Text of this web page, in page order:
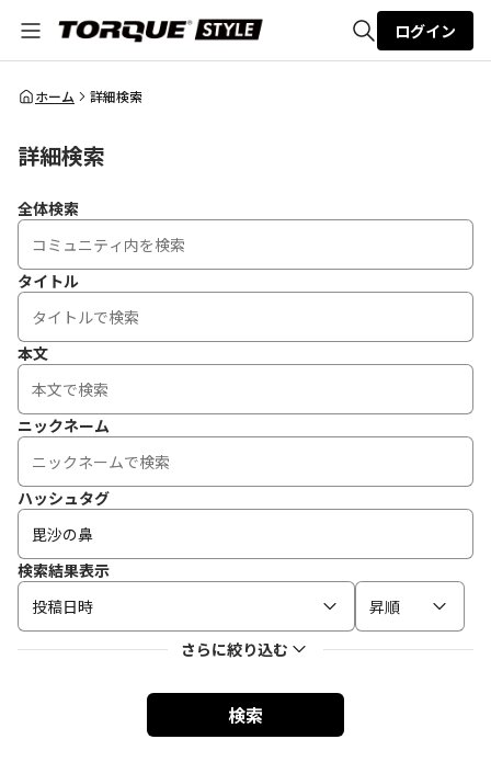
全体検索
ログイン
ホーム 詳細検索
詳細検索
全体検索
タイトル
本文
ニックネーム
ハッシュタグ
検索結果表示
投稿日時
昇順
さらに絞り込む
検索